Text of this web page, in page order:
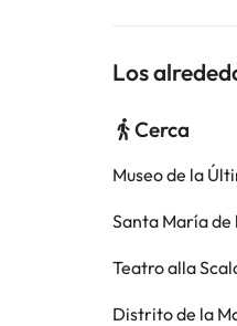
Los
Cerca
Museo de la
Santa María de
Teatro alla
Distrito de la